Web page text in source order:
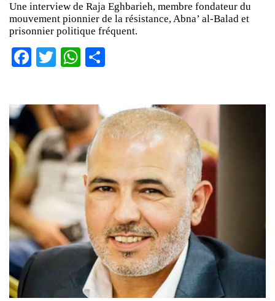
Une interview de Raja Eghbarieh, membre fondateur du
mouvement pionnier de la résistance, Abna’ al-Balad et
prisonnier politique fréquent.
Facebook
TwitterWhatsApp